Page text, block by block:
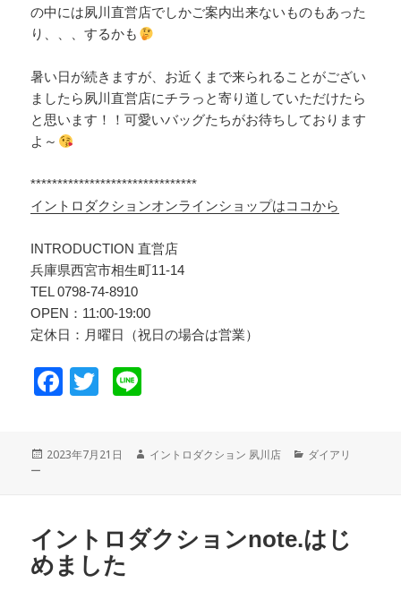
の中には夙川直営店でしかご案内出来ないものもあった
り、、、するかも
暑い日が続きますが、お近くまで来られることがござい
ましたら夙川直営店にチラっと寄り道していただけたら
と思います！！可愛いバッグたちがお待ちしております
よ～
*******************************
イントロダクションオンラインショップはココから
INTRODUCTION 直営店
兵庫県西宮市相生町11-14
TEL 0798-74-8910
OPEN：11:00-19:00
定休日：月曜日（祝日の場合は営業）
F
e
o
o
k
T
er
投
2023年7月21日
作
イントロダクション 夙川店
カ
ダイアリ
ー
イントロダクションnote.はじ
めました